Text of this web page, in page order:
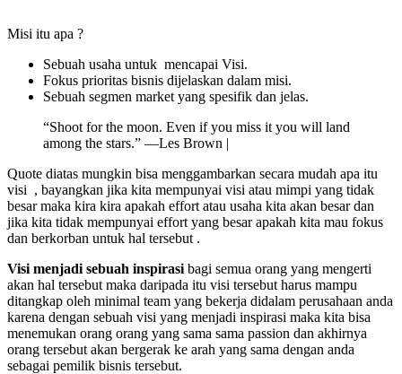
Misi itu apa ?
Sebuah usaha untuk mencapai Visi.
Fokus prioritas bisnis dijelaskan dalam misi.
Sebuah segmen market yang spesifik dan jelas.
“Shoot for the moon. Even if you miss it you will land
among the stars.” —Les Brown |
Quote diatas mungkin bisa menggambarkan secara mudah apa itu
visi , bayangkan jika kita mempunyai visi atau mimpi yang tidak
besar maka kira kira apakah effort atau usaha kita akan besar dan
jika kita tidak mempunyai effort yang besar apakah kita mau fokus
dan berkorban untuk hal tersebut .
Visi menjadi sebuah inspirasi bagi semua orang yang mengerti
akan hal tersebut maka daripada itu visi tersebut harus mampu
ditangkap oleh minimal team yang bekerja didalam perusahaan anda
karena dengan sebuah visi yang menjadi inspirasi maka kita bisa
menemukan orang orang yang sama sama passion dan akhirnya
orang tersebut akan bergerak ke arah yang sama dengan anda
sebagai pemilik bisnis tersebut.